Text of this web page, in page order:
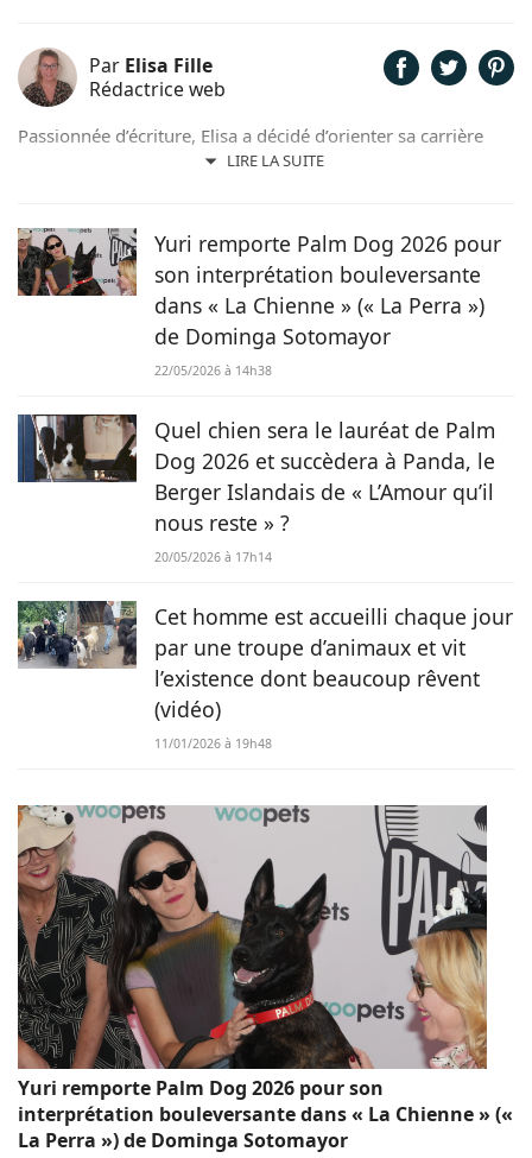
Par Elisa Fille
Rédactrice web
LIRE LA SUITE
Passionnée d’écriture, Elisa a décidé d’orienter sa carrière
professionnelle dans l’univers de la rédaction. Trouvant son
tout naturellement qu’elle prête sa plume à Chien.fr pour
vivre de ses deux passions.
Yuri remporte Palm Dog 2026 pour
son interprétation bouleversante
dans « La Chienne » (« La Perra »)
de Dominga Sotomayor
22/05/2026 à 14h38
Quel chien sera le lauréat de Palm
Dog 2026 et succèdera à Panda, le
Berger Islandais de « L’Amour qu’il
nous reste » ?
20/05/2026 à 17h14
Cet homme est accueilli chaque jour
par une troupe d’animaux et vit
l’existence dont beaucoup rêvent
(vidéo)
11/01/2026 à 19h48
Yuri remporte Palm Dog 2026 pour son
interprétation bouleversante dans « La Chienne » («
La Perra ») de Dominga Sotomayor